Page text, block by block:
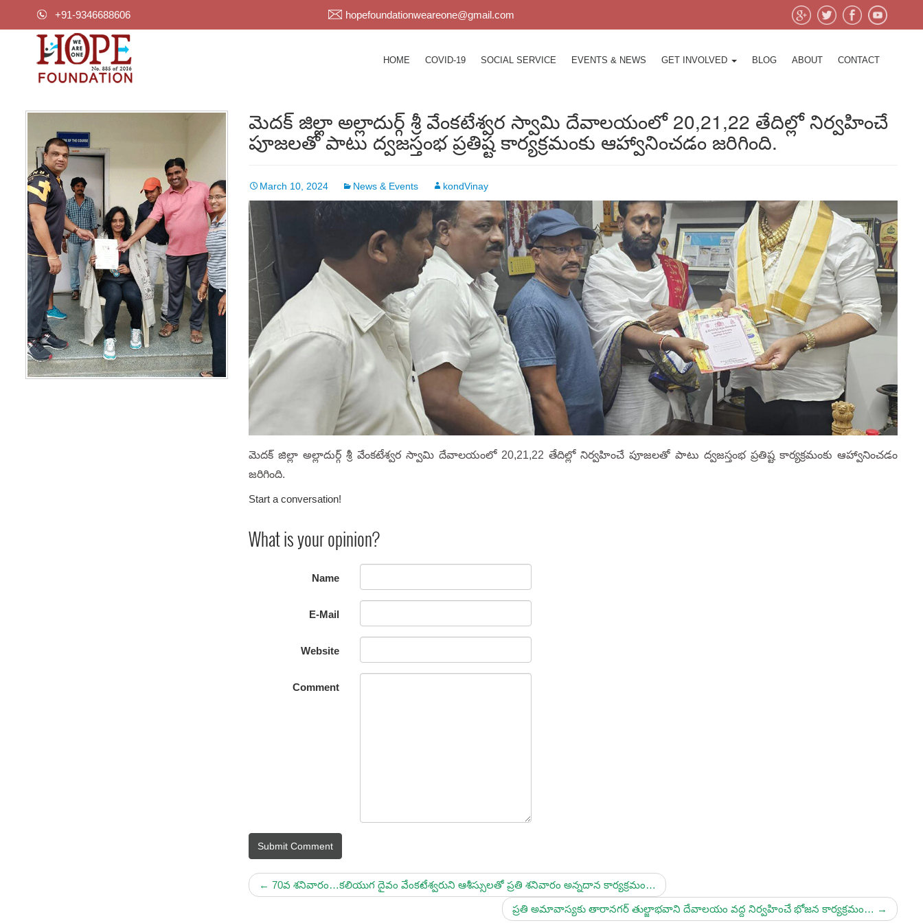
+91-9346688606 hopefoundationweareone@gmail.com
HOME COVID-19 SOCIAL SERVICE EVENTS & NEWS GET INVOLVED BLOG ABOUT CONTACT
మెదక్ జిల్లా అల్లాదుర్గ్ శ్రీ వేంకటేశ్వర స్వామి దేవాలయంలో 20,21,22 తేదిల్లో నిర్వహించే
పూజలతో పాటు ద్వజస్తంభ ప్రతిష్ట కార్యక్రమంకు ఆహ్వానించడం జరిగింది.
March 10, 2024 News & Events kondVinay
మెదక్ జిల్లా అల్లాదుర్గ్ శ్రీ వేంకటేశ్వర స్వామి దేవాలయంలో 20,21,22 తేదిల్లో నిర్వహించే పూజలతో పాటు ద్వజస్తంభ ప్రతిష్ట కార్యక్రమంకు ఆహ్వానించడం
జరిగింది.
Start a conversation!
What is your opinion?
Name
E-Mail
Website
Comment
Submit Comment
← 70వ శనివారం…కలియుగ దైవం వేంకటేశ్వరుని ఆశీస్సులతో ప్రతి శనివారం అన్నదాన కార్యక్రమం…
ప్రతి అమావాస్యకు తారానగర్ తుల్జాభవాని దేవాలయం వద్ద నిర్వహించే భోజన కార్యక్రమం… →